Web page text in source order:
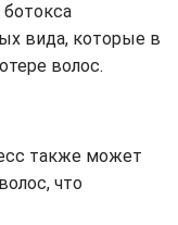
вида, которые в
волос.
также может
что